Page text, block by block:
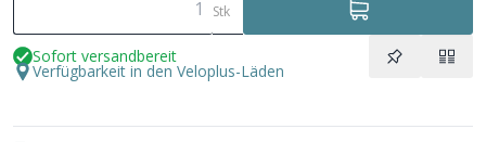
Stk
Sofort versandbereit
Verfügbarkeit in den Veloplus-Läden